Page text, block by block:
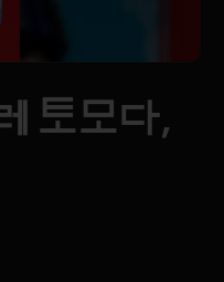
토모다,